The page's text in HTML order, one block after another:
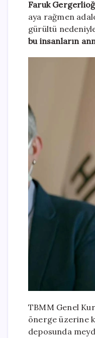
Faruk
aya rağmen
gürültü
bu insanların
TBMM Genel
önerge üzerine
deposunda